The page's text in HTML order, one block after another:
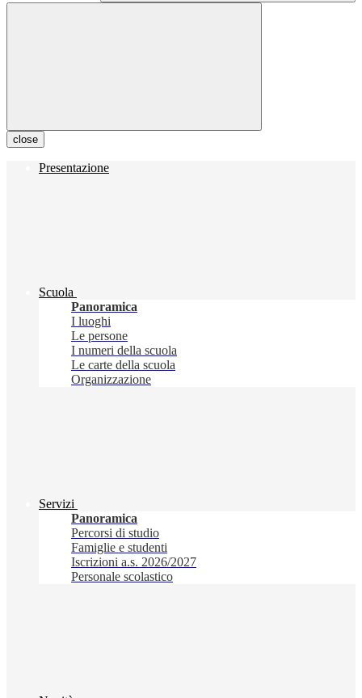
close
Presentazione
Scuola
Panoramica
I luoghi
Le persone
I numeri della scuola
Le carte della scuola
Organizzazione
Servizi
Panoramica
Percorsi di studio
Famiglie e studenti
Iscrizioni a.s. 2026/2027
Personale scolastico